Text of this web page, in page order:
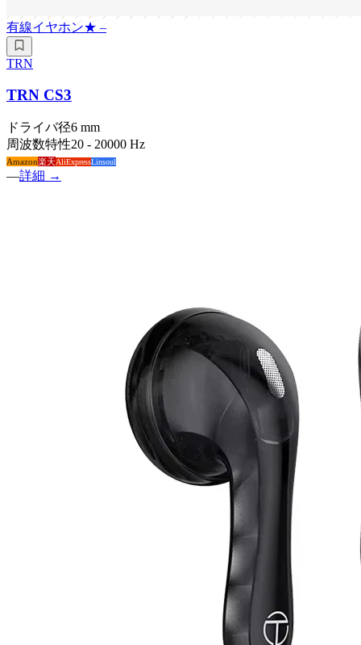
有線イヤホン★–
TRN
TRN CS3
ドライバ径6 mm
周波数特性20 - 20000 Hz
Amazon楽天AliExpressLinsoul
—詳細 →